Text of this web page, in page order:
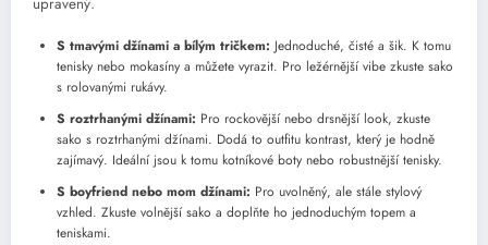
S tmavými džínami a bílým tričkem: Jednoduché, čisté a šik. K tomu
tenisky nebo mokasíny a můžete vyrazit. Pro ležérnější vibe zkuste sako
s rolovanými rukávy.
S roztrhanými džínami: Pro rockovější nebo drsnější look, zkuste
sako s roztrhanými džínami. Dodá to outfitu kontrast, který je hodně
zajímavý. Ideální jsou k tomu kotníkové boty nebo robustnější tenisky.
S boyfriend nebo mom džínami: Pro uvolněný, ale stále stylový
vzhled. Zkuste volnější sako a doplňte ho jednoduchým topem a
teniskami.